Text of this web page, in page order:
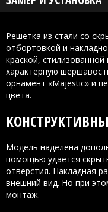
Решетка из стали со
отбортовкой и
краской,
характерную
орнамент «Majestic» и
цвета.
Модель наделена
помощью удается
отверстия. Накладная
внешний вид. Но при
монтаж.